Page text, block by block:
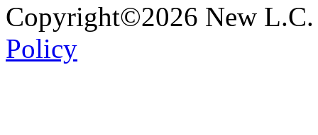
Copyright©2026 New
Policy